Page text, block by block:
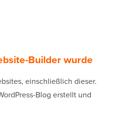
Builder wurde
einschließlich dieser.
Blog erstellt und